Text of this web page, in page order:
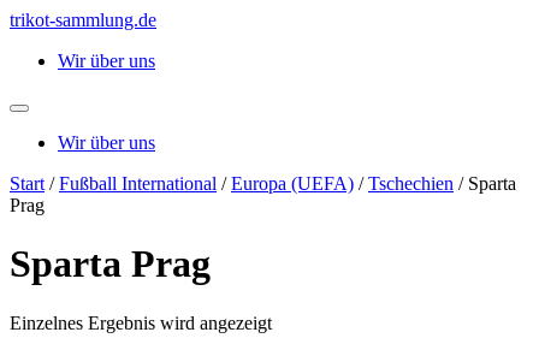
Zum
springen
trikot-sammlung.de
Wir über uns
Wir über uns
Start /Fußball International /Europa (UEFA) /Tschechien / Sparta
Prag
Sparta Prag
Einzelnes Ergebnis wird angezeigt